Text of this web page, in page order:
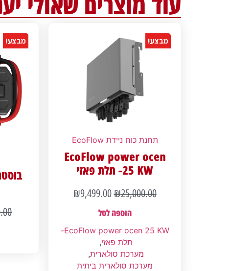
מבצע!
תחנת כוח ניידת EcoFlow
EcoFlow power ocen
25 KW- תלת פאזי
₪25,000.00
₪9,499.00
הוספה לסל
EcoFlow power ocen 25 KW-
תלת פאזי,
מערכת סולארית,
מערכת סולארית ביתית
מבצע!